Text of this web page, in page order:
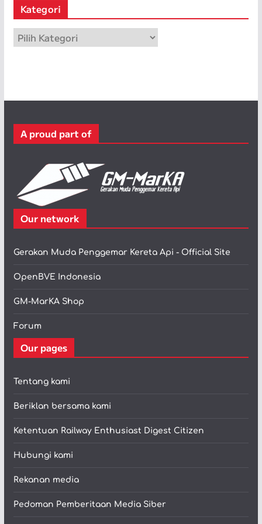
p
Kategori
a
r
A proud part of
Our network
Gerakan Muda Penggemar Kereta Api - Official Site
OpenBVE Indonesia
GM-MarKA Shop
Forum
Our pages
Tentang kami
Beriklan bersama kami
Ketentuan Railway Enthusiast Digest Citizen
Hubungi kami
Rekanan media
Pedoman Pemberitaan Media Siber